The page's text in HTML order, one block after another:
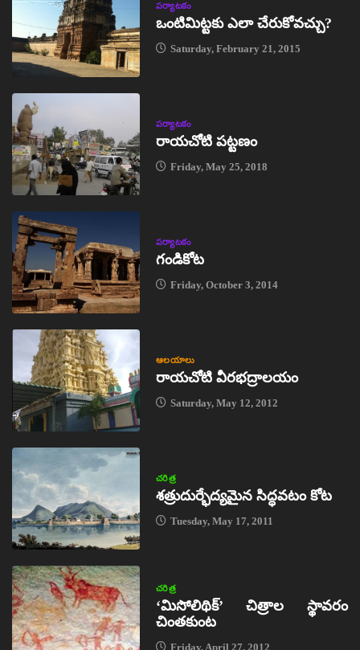
పర్యాటకం
ఒంటిమిట్టకు ఎలా చేరుకోవచ్చు?
Saturday, February 21, 2015
పర్యాటకం
రాయచోటి పట్టణం
Friday, May 25, 2018
పర్యాటకం
గండికోట
Friday, October 3, 2014
ఆలయాలు
రాయచోటి వీరభద్రాలయం
Saturday, May 12, 2012
చరిత్ర
శత్రుదుర్భేద్యమైన సిద్ధవటం కోట
Tuesday, May 17, 2011
చరిత్ర
‘మిసోలిథిక్‌’ చిత్రాల స్థావరం
చింతకుంట
Friday, April 27, 2012